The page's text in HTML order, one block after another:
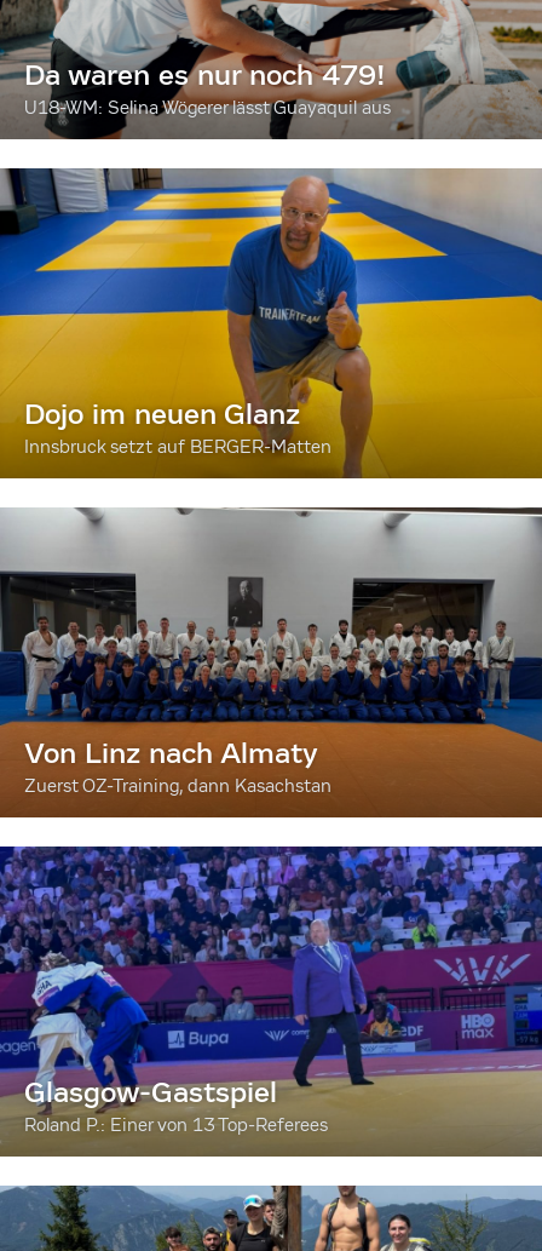
Da waren es nur noch 479!
U18-WM: Selina Wögerer lässt Guayaquil aus
Dojo im neuen Glanz
Innsbruck setzt auf BERGER-Matten
Von Linz nach Almaty
Zuerst OZ-Training, dann Kasachstan
Glasgow-Gastspiel
Roland P.: Einer von 13 Top-Referees